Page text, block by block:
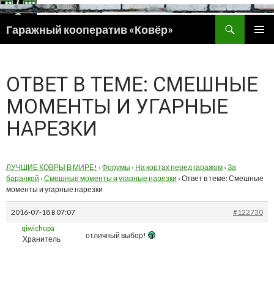
Гаражный кооператив «Ковёр»
ПЕРЕЙТИ
ОТВЕТ В ТЕМЕ: СМЕШНЫЕ
МОМЕНТЫ И УГАРНЫЕ
НАРЕЗКИ
ЛУЧШИЕ КОВРЫ В МИРЕ! › Форумы › На кортах перед гаражом › За
баранкой › Смешные моменты и угарные нарезки › Ответ в теме: Смешные
моменты и угарные нарезки
2016-07-18 в 07:07
#122730
qiwichupa
Хранитель
отличный выбор!